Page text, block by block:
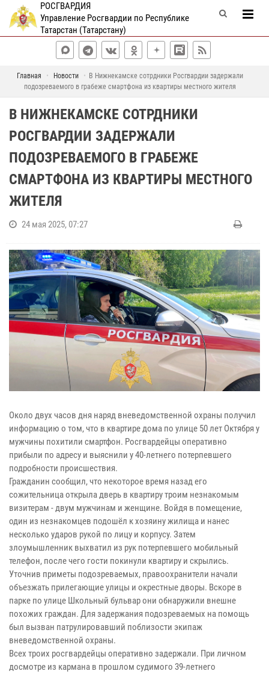
РОСГВАРДИЯ
Управление Росгвардии по Республике
Татарстан (Татарстану)
Главная Новости
В Нижнекамске сотрдники Росгвардии задержали
подозреваемого в грабеже смартфона из квартиры местного жителя
В НИЖНЕКАМСКЕ СОТРДНИКИ
РОСГВАРДИИ ЗАДЕРЖАЛИ
ПОДОЗРЕВАЕМОГО В ГРАБЕЖЕ
СМАРТФОНА ИЗ КВАРТИРЫ МЕСТНОГО
ЖИТЕЛЯ
24 мая 2025, 07:27
Около двух часов дня наряд вневедомственной охраны получил
информацию о том, что в квартире дома по улице 50 лет Октября у
мужчины похитили смартфон. Росгвардейцы оперативно
прибыли по адресу и выяснили у 40-летнего потерпевшего
подробности происшествия.
Гражданин сообщил, что некоторое время назад его
сожительница открыла дверь в квартиру троим незнакомым
визитерам - двум мужчинам и женщине. Войдя в помещение,
один из незнакомцев подошёл к хозяину жилища и нанес
несколько ударов рукой по лицу и корпусу. Затем
злоумышленник выхватил из рук потерпевшего мобильный
телефон, после чего гости покинули квартиру и скрылись.
Уточнив приметы подозреваемых, правоохранители начали
объезжать прилегающие улицы и окрестные дворы. Вскоре в
парке по улице Школьный бульвар они обнаружили внешне
похожих граждан. Для задержания подозреваемых на помощь
был вызван патрулировавший поблизости экипаж
вневедомственной охраны.
Всех троих росгвардейцы оперативно задержали. При личном
досмотре из кармана в прошлом судимого 39-летнего